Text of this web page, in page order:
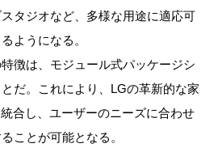
タジオなど、多様な用途に適応可
ようになる。
徴は、モジュール式パッケージシ
だ。これにより、LGの革新的な家
合し、ユーザーのニーズに合わせ
ことが可能となる。